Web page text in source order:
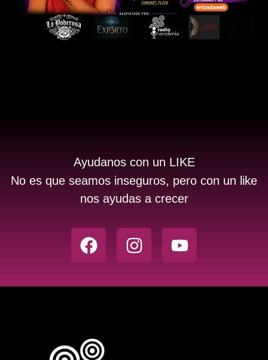
Ayudanos con un LIKE
No es que seamos inseguros, pero con un like
nos ayudas a crecer